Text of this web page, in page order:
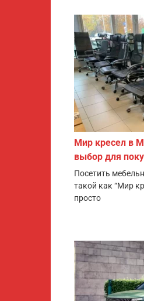
Мир кресел в
выбор для
Посетить
такой как “Мир
просто